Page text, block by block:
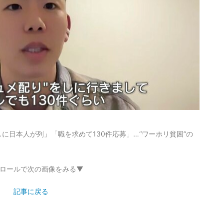
日本人が列」「職を求めて130件応募」…“ワーホリ貧困”の
ールで次の画像をみる▼
記事に戻る